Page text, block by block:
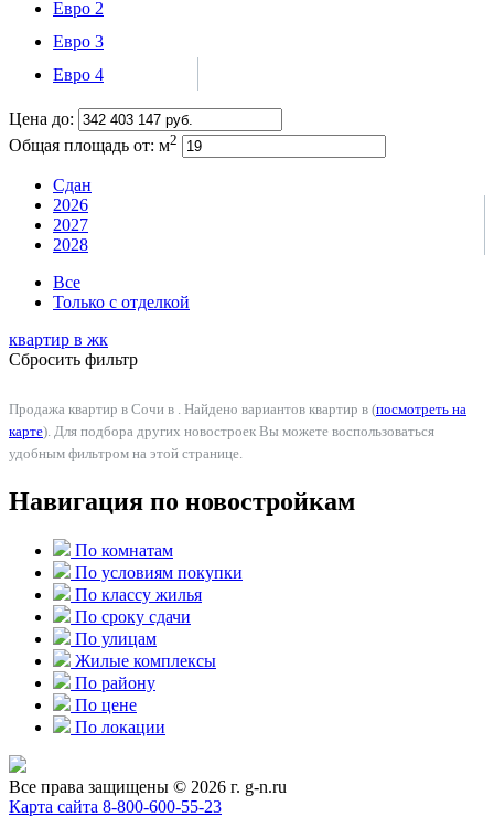
Евро 2
Евро 3
Евро 4
Цена до:
Общая площадь от: м2
Сдан
2026
2027
2028
Все
Только с отделкой
квартир в жк
Сбросить фильтр
Продажа квартир в Сочи в . Найдено вариантов квартир в (посмотреть на
карте). Для подбора других новостроек Вы можете воспользоваться
удобным фильтром на этой странице.
Навигация по новостройкам
По комнатам
По условиям покупки
По классу жилья
По сроку сдачи
По улицам
Жилые комплексы
По району
По цене
По локации
Все права защищены © 2026 г. g-n.ru
Карта сайта 8-800-600-55-23